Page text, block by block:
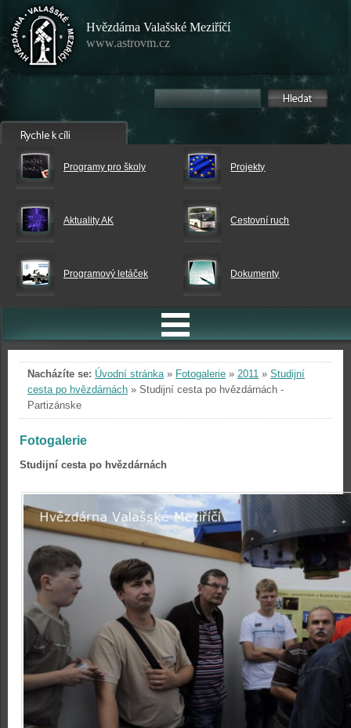
Hvězdárna Valašské Meziříčí
www.astrovm.cz
Programy pro školy Projekty
Aktuality AK Cestovní ruch
Programový letáček Dokumenty
Nacházíte se: Úvodní stránka» Fotogalerie » 2011 » Studijní
cesta po hvězdárnách » Studijní cesta po hvězdárnách -
Partizánske
Fotogalerie
Studijní cesta po hvězdárnách